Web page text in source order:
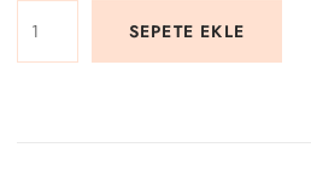
SEPETE EKLE